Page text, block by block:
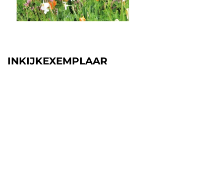
INKIJKEXEMPLAAR